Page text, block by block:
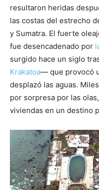
resultaron heridas
las costas del estrecho
y Sumatra. El fuerte
fue desencadenado por
surgido hace un siglo
Krakatoa— que provocó
desplazó las aguas.
por sorpresa por las
viviendas en un destino